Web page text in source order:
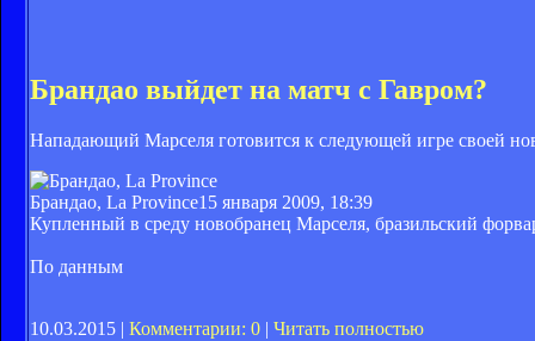
Брандао выйдет на матч с Гавром?
Нападающий Марселя готовится к следующей игре своей
Брандао, La Province15 января 2009, 18:39
Купленный в среду новобранец Марселя, бразильский
По данным
10.03.2015 | Комментарии: 0 | Читать полностью